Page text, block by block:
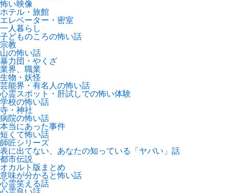
怖い映像
ホテル・旅館
エレベーター・密室
一人暮らし
子どものころの怖い話
宗教
山の怖い話
暴力団・やくざ
業界、職業
生物・妖怪
芸能界・有名人の怖い話
心霊スポット・肝試しでの怖い体験
学校の怖い話
寺・神社
病院の怖い話
本当にあった事件
短くて怖い話
師匠シリーズ
表に出てない、あなたの知っている「ヤバい」話
都市伝説
オカルト版まとめ
意味が分かると怖い話
心霊笑える話